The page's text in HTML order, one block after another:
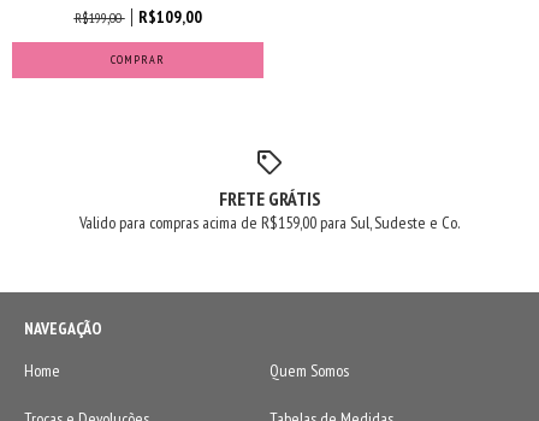
R$199,00
R$109,00
COMPRAR
FRETE GRÁTIS
Valido para compras acima de R$159,00 para Sul, Sudeste e Co.
NAVEGAÇÃO
Home
Quem Somos